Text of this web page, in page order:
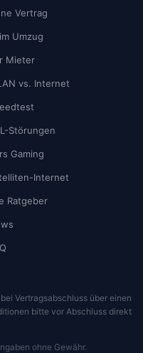
Vertrag
Umzug
Mieter
vs. Internet
Störungen
Gaming
Internet
Ratgeber
Vertragsabschluss über einen
bitte vor Abschluss direkt
ohne Gewähr.